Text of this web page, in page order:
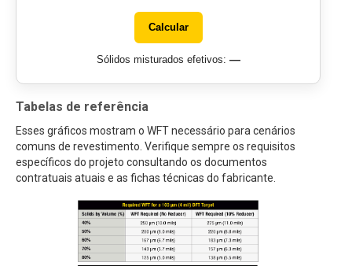
Calcular
Sólidos misturados efetivos: —
Tabelas de referência
Esses gráficos mostram o WFT necessário para cenários
comuns de revestimento. Verifique sempre os requisitos
específicos do projeto consultando os documentos
contratuais atuais e as fichas técnicas do fabricante.